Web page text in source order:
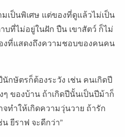
เป็นพิเศษ แต่ของที่ดูแล้วไม่เป็น
ที่ไม่อยู่ในฝัก ปืน เขาสัตว์ ก็ไม่
งที่แสดงถึงความชอบของคนคน
ษัตรก็ต้องระวัง เช่น คนเกิดปี
ของบ้าน ถ้าเกิดปีนั้นเป็นปีม้าก็
ทำให้เกิดความวุ่นวาย ถ้ารัก
ยีราฟ จะดีกว่า”